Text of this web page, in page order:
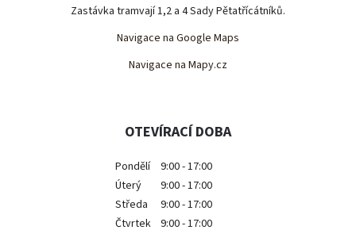
Zastávka tramvají 1,2 a 4 Sady Pětatřícátníků.
Navigace na Google Maps
Navigace na Mapy.cz
OTEVÍRACÍ DOBA
Pondělí
9:00 - 17:00
Úterý
9:00 - 17:00
Středa
9:00 - 17:00
Čtvrtek
9:00 - 17:00